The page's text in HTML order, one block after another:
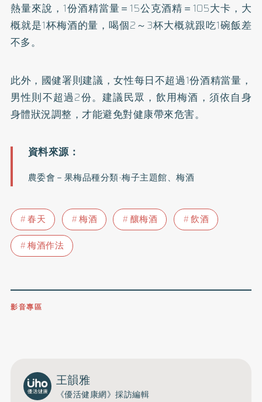
熱量來說，1份酒精當量＝15公克酒精＝105大卡，大
概就是1杯梅酒的量，喝個2～3杯大概就跟吃1碗飯差
不多。
此外，國健署則建議，女性每日不超過1份酒精當量，
男性則不超過2份。建議民眾，飲用梅酒，須依自身
身體狀況調整，才能避免對健康帶來危害。
農委會－ 果梅品種分類-梅子主題館、梅酒
春天 梅酒 釀梅酒
飲酒
梅酒作法
影音專區
王韻雅
《優活健康網》採訪編輯